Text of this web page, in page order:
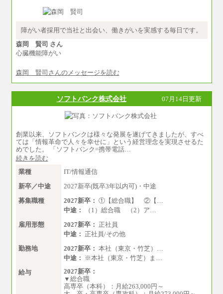
※業務内容・勤務形態に応じて、上記給与の範
※試用期間中も給与に変更はございません
障がい者採用で当社と出会い、働きがいを実感する毎日です。
森岡 賢司 さん
心臓機能障がい
森岡 賢司さんのメッセージを読む
ソフトバンク株式会社 07月14日更新
創業以来、ソフトバンクは様々な発展を遂げてきましたが、すべ
ては「情報革命で人々を幸せに」という経営理念を実現させるた
めでした。 「ソフトバンク=携帯電話…
続きを読む
業種
IT/情報通信
新卒／中途
2027新卒(既卒3年以内可)・中途
募集職種
2027新卒： ①【総合職】 ②【…
中途：
（1）総合職 （2）ア…
雇用形態
2027新卒： 正社員
中途： 正社員/その他
勤務地
2027新卒： 本社（東京・竹芝）…
中途：
※本社（東京・竹芝）ま…
給与
2027新卒：
▼総合職
高専卒（本科）：月給263,000円～